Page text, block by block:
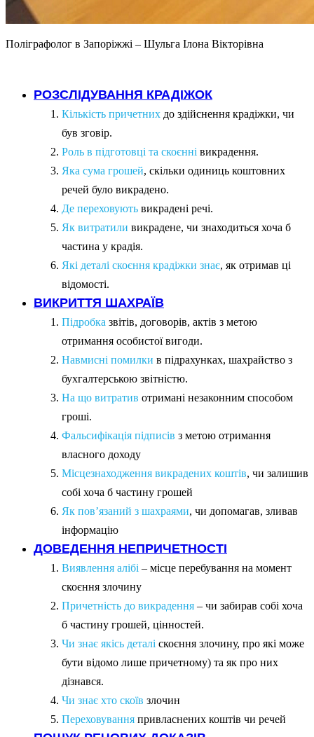
Поліграфолог в Запоріжжі – Шульга Ілона Вікторівна
РОЗСЛІДУВАННЯ КРАДІЖОК
Кількість причетних до здійснення крадіжки, чи
був зговір.
Роль в підготовці та скоєнні викрадення.
Яка сума грошей, скільки одиниць коштовних
речей було викрадено.
Де переховують викрадені речі.
Як витратили викрадене, чи знаходиться хоча б
частина у крадія.
Які деталі скоєння крадіжки знає, як отримав ці
відомості.
ВИКРИТТЯ ШАХРАЇВ
Підробка звітів, договорів, актів з метою
отримання особистої вигоди.
Навмисні помилки в підрахунках, шахрайство з
бухгалтерською звітністю.
На що витратив отримані незаконним способом
гроші.
Фальсифікація підписів з метою отримання
власного доходу
Місцезнаходження викрадених коштів, чи залишив
собі хоча б частину грошей
Як пов’язаний з шахраями, чи допомагав, зливав
інформацію
ДОВЕДЕННЯ НЕПРИЧЕТНОСТІ
Виявлення алібі – місце перебування на момент
скоєння злочину
Причетність до викрадення – чи забирав собі хоча
б частину грошей, цінностей.
Чи знає якісь деталі скоєння злочину, про які може
бути відомо лише причетному) та як про них
дізнався.
Чи знає хто скоїв злочин
Переховування привласнених коштів чи речей